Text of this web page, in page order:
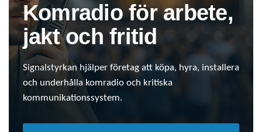
Komradio för arbete,
jakt och fritid
Signalstyrkan hjälper företag att köpa, hyra, installera
och underhålla komradio och kritiska
kommunikationssystem.